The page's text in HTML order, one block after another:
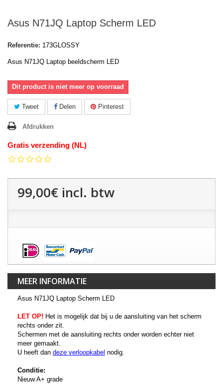
Asus N71JQ Laptop Scherm LED
Referentie: 173GLOSSY
Asus N71JQ Laptop beeldscherm LED
Dit product is niet meer op voorraad
Tweet Delen Pinterest
Afdrukken
Gratis verzending (NL)
99,00€ incl. btw
MEER INFORMATIE
Asus N71JQ Laptop Scherm LED
LET OP! Het is mogelijk dat bij u de aansluiting van het scherm
rechts onder zit.
Schermen met de aansluiting rechts onder worden echter niet
meer gemaakt.
U heeft dan deze verloopkabel nodig.
Conditie:
Nieuw A+ grade